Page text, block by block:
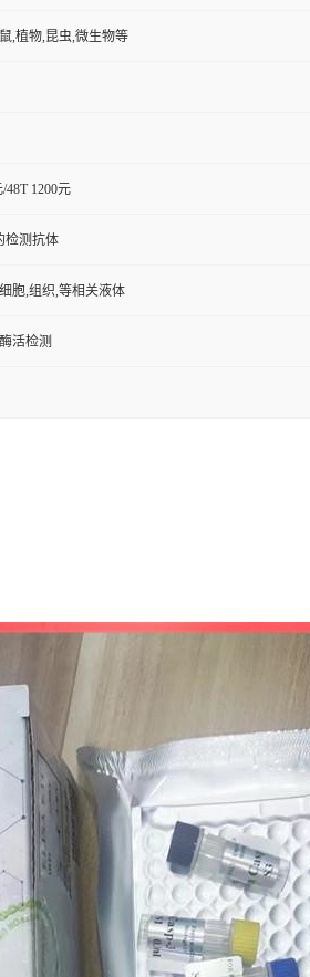
,植物,昆虫,微生物等
48T 1200元
检测抗体
胞,组织,等相关液体
活检测